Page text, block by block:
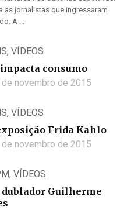
as jornalistas que ingressaram
A ...
, VÍDEOS
consumo
de novembro de 2015
, VÍDEOS
Frida Kahlo
de novembro de 2015
, VÍDEOS
dublador Guilherme